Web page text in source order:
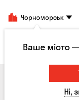
Чорноморськ
товари Пиво
Ваше місто
Ні,